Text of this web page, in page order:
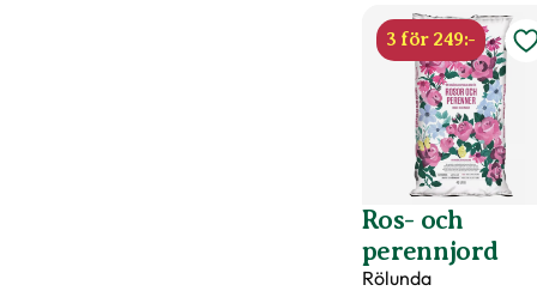
3 för 249:-
Ros- och
perennjord
Rölunda